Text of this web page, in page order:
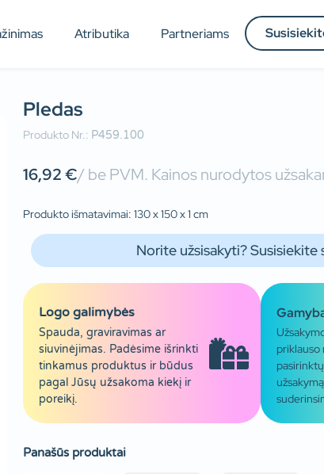
Atributika Partneriams
Pledas
Produkto Nr.: P459.100
16,92€/ be PVM. Kainos nurodytos
Produkto išmatavimai: 130 x 150 x 1 cm
Norite užsisakyti? Susisiekite
Logo galimybės
Spauda, graviravimas ar
siuvinėjimas. Padėsime išrinkti
tinkamus produktus ir būdus
pagal Jūsų užsakoma kiekį ir
poreikį.
priklauso
Panašūs produktai